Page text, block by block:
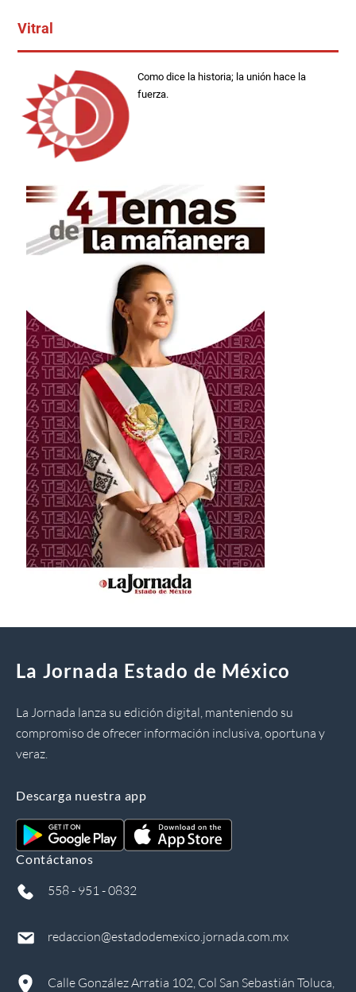
Vitral
Como dice la historia; la unión hace la
fuerza.
La Jornada Estado de México
La Jornada lanza su edición digital, manteniendo su
compromiso de ofrecer información inclusiva, oportuna y
veraz.
Descarga nuestra app
Contáctanos
558 - 951 - 0832
redaccion@estadodemexico.jornada.com.mx
Calle González Arratia 102, Col San Sebastián Toluca,